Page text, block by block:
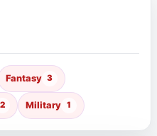
Fantasy 3
2 Military 1